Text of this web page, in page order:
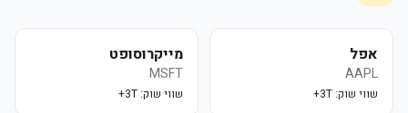
אפל
AAPL
שווי שוק: 3T+
מייקרוסופט
MSFT
שווי שוק: 3T+